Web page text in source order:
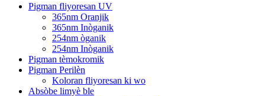
Pigman fliyoresan UV
365nm Oranjik
365nm Inòganik
254nm òganik
254nm Inòganik
Pigman tèmokromik
Pigman Perilèn
Koloran fliyoresan ki wo
Absòbe limyè ble